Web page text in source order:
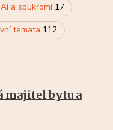
a soukromí 17
témata 112
majitel bytu a